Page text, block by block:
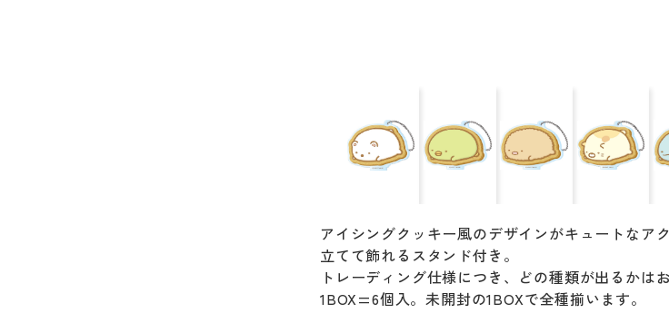
アイシングクッキー風のデザインがキュートなア
立てて飾れるスタンド付き。
トレーディング仕様につき、どの種類が出るかはお
1BOX=6個入。未開封の1BOXで全種揃います。